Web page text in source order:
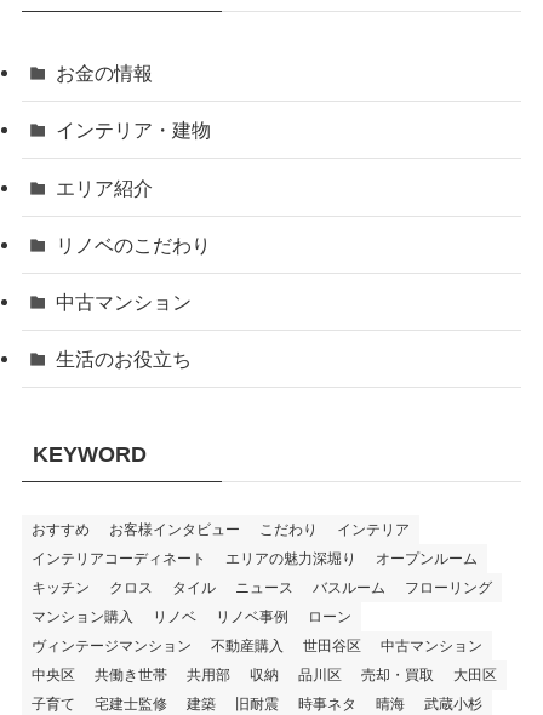
お金の情報
インテリア・建物
エリア紹介
リノベのこだわり
中古マンション
生活のお役立ち
KEYWORD
おすすめ お客様インタビュー こだわり
インテリア
インテリアコーディネート
エリアの魅力深堀り
オープンルーム
キッチン
クロス タイル ニュース バスルーム
フローリング
マンション購入
リノベ リノベ事例
ローン
ヴィンテージマンション
不動産購入 世田谷区
中古マンション
中央区
共働き世帯 共用部 収納 品川区 売却・買取
大田区
子育て
宅建士監修 建築 旧耐震 時事ネタ 晴海
武蔵小杉